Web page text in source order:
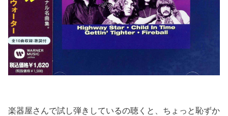
楽器屋さんで試し弾きしているの聴くと、ちょっと恥ずか